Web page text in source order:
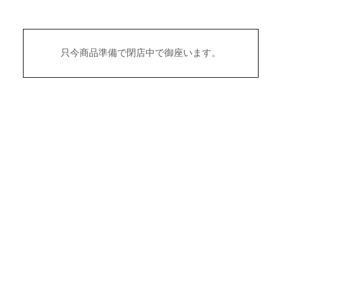
只今商品準備で閉店中で御座います。